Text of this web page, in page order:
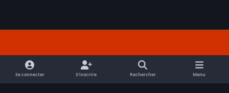
f
a
c
Se connecter S’inscrire Rechercher Menu